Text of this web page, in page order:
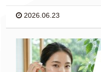
2026.06.23